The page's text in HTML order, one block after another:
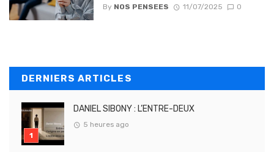
By NOS PENSEES 11/07/2025 0
DERNIERS ARTICLES
DANIEL SIBONY : L’ENTRE-DEUX
5 heures ago